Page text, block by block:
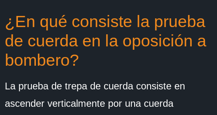
¿En qué consiste la prueba
de cuerda en la oposición a
bombero?
La prueba de trepa de cuerda consiste en
ascender verticalmente por una cuerda